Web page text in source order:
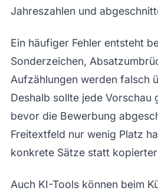
Jahreszahlen und
Ein häufiger Fehler entsteht
Sonderzeichen,
Aufzählungen werden falsch
Deshalb sollte jede Vorschau
bevor die Bewerbung
Freitextfeld nur wenig Platz
konkrete Sätze statt
Auch KI-Tools können beim